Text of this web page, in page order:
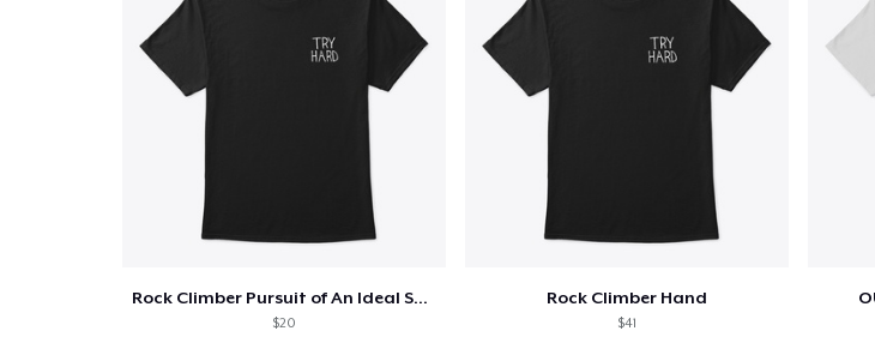
Rock Climber Pursuit of An Ideal Send
$20
Rock Climber Hand
$41